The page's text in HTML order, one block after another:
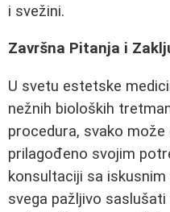
i svežini.
Završna Pitanja i
U svetu estetske
nežnih bioloških
procedura, svako
prilagođeno svojim
konsultaciji sa
svega pažljivo